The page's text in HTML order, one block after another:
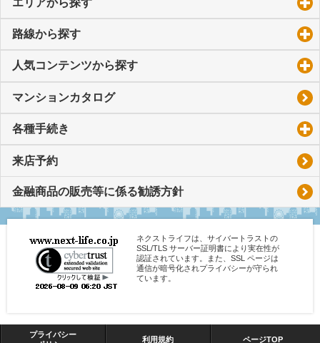
路線から探す
人気コンテンツから探す
マンションカタログ
各種手続き
来店予約
金融商品の販売等に係る勧誘方針
ネクストライフは、サイバートラストの
SSL/TLS サーバー証明書により実在性が
認証されています。また、SSL ページは
通信が暗号化されプライバシーが守られ
ています。
プライバシー
利用規約 ページTOP